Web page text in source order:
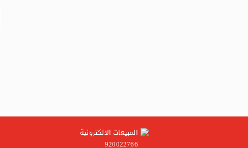
المبيعات الالكترونية
920022766